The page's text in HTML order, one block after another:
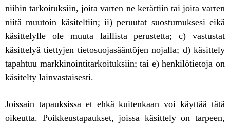
niihin tarkoituksiin, joita varten ne kerättiin tai joita varten
niitä muutoin käsiteltiin; ii) peruutat suostumuksesi eikä
käsittelylle ole muuta laillista perustetta; c) vastustat
käsittelyä tiettyjen tietosuojasääntöjen nojalla; d) käsittely
tapahtuu markkinointitarkoituksiin; tai e) henkilötietoja on
käsitelty lainvastaisesti.
Joissain tapauksissa et ehkä kuitenkaan voi käyttää tätä
oikeutta. Poikkeustapaukset, joissa käsittely on tarpeen,